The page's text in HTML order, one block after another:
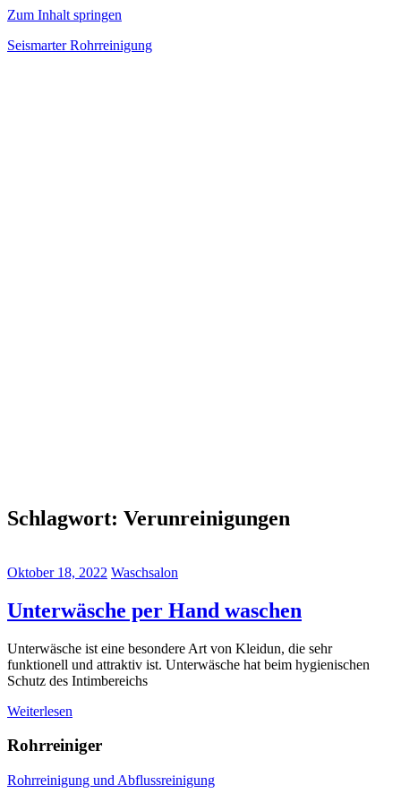
Zum Inhalt springen
Seismarter Rohrreinigung
Schlagwort: Verunreinigungen
Oktober 18, 2022 Waschsalon
Unterwäsche per Hand waschen
Unterwäsche ist eine besondere Art von Kleidun, die sehr
funktionell und attraktiv ist. Unterwäsche hat beim hygienischen
Schutz des Intimbereichs
Weiterlesen
Rohrreiniger
Rohrreinigung und Abflussreinigung